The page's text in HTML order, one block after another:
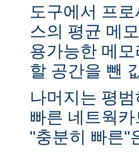
도구에서 프
스의 평균 메
용가능한 메
할 공간을 뺀
나머지는 평
빠른 네트웍
"충분히 빠른"